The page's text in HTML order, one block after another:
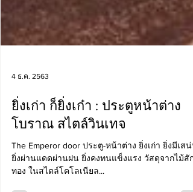
4 ธ.ค. 2563
ยิ่งเก่า ก็ยิ่งเก๋า : ประตูหน้าต่าง
โบราณ สไตล์วินเทจ